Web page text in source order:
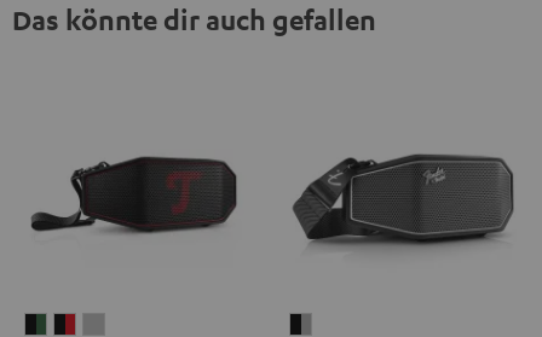
Das könnte dir auch gefallen